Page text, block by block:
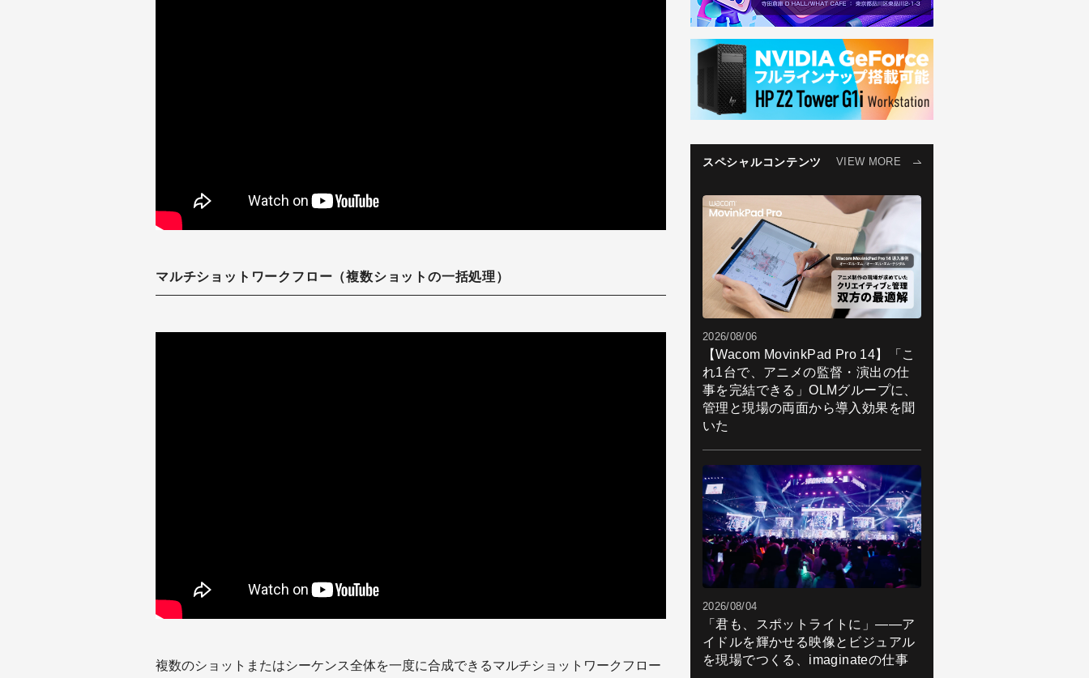
マルチショットワークフロー（複数ショットの一括処理）
複数のショットまたはシーケンス全体を一度に合成できるマルチショットワークフロー
スペシャルコンテンツ VIEW MORE
2026/08/06
【Wacom MovinkPad Pro 14】「こ
れ1台で、アニメの監督・演出の仕
事を完結できる」OLMグループに、
管理と現場の両面から導入効果を聞
いた
2026/08/04
「君も、スポットライトに」――ア
イドルを輝かせる映像とビジュアル
を現場でつくる、imaginateの仕事